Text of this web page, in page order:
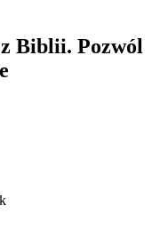
Biblii. Pozwól